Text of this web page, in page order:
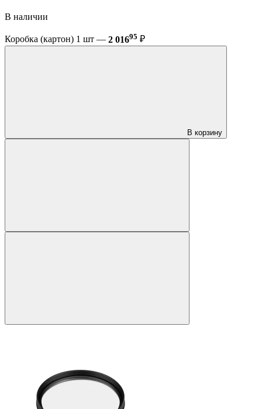
В наличии
Коробка (картон) 1 шт — 2 01695 ₽
В корзину